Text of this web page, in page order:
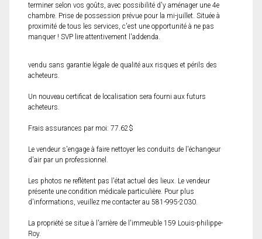
terminer selon vos goûts, avec possibilité d'y aménager une 4e
chambre. Prise de possession prévue pour la mi-juillet. Située à
proximité de tous les services, c'est une opportunité à ne pas
manquer ! SVP lire attentivement l'addenda.
vendu sans garantie légale de qualité aux risques et périls des
acheteurs.
Un nouveau certificat de localisation sera fourni aux futurs
acheteurs.
Frais assurances par moi: 77.62$
Le vendeur s'engage à faire nettoyer les conduits de l'échangeur
d'air par un professionnel.
Les photos ne reflètent pas l'état actuel des lieux. Le vendeur
présente une condition médicale particulière. Pour plus
d'informations, veuillez me contacter au 581-995-2030.
La propriété se situe à l'arrière de l'immeuble 159 Louis-philippe-
Roy.